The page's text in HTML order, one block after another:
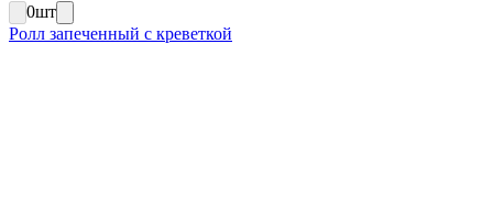
0шт
Ролл запеченный с креветкой